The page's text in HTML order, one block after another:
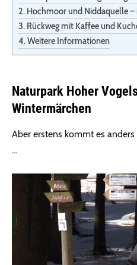
Hochmoor und Niddaquelle –
Rückweg mit Kaffee und
Weitere Informationen
Naturpark Hoher
Wintermärchen
Aber erstens kommt es
…